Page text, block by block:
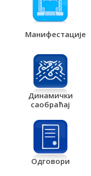
Манифестације
Динамички
саобраћај
Одговори